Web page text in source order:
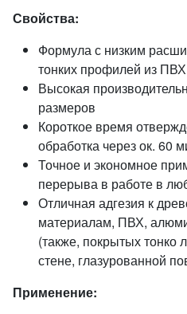
Свойства:
Формула с низким
тонких профилей из ПВХ
Высокая
размеров
Короткое время
обработка через ок. 60
Точное и экономное
перерыва в работе в
Отличная адгезия к
материалам, ПВХ,
(также, покрытых тонко
стене, глазурованной
Применение: